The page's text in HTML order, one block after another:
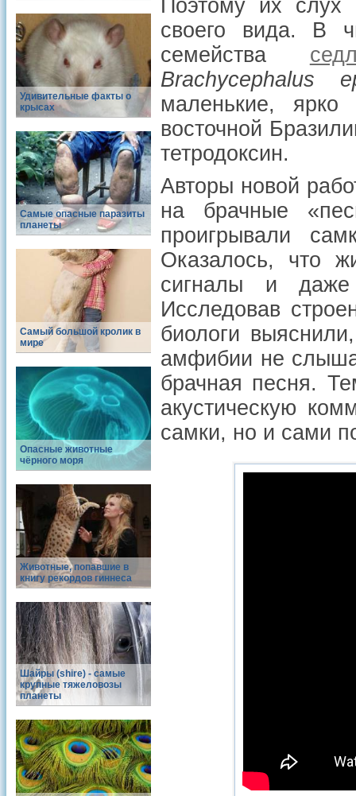
Удивительные факты о
крысах
Самые опасные паразиты
планеты
Самый большой кролик в
мире
Опасные животные
чёрного моря
Животные, попавшие в
книгу рекордов гиннеса
Шайры (shire) - самые
крупные тяжеловозы
планеты
Поэтому их слух
своего вида. В
семейства
Brachycephalus
маленькие,
восточной
тетродоксин.
Авторы новой
на брачные
проигрывали
Оказалось, что
сигналы и даже
Исследовав
биологи
амфибии не
брачная песня.
акустическую
самки, но и сами